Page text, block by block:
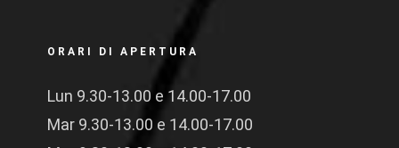
ORARI DI APERTURA
Lun 9.30-13.00 e 14.00-17.00
Mar 9.30-13.00 e 14.00-17.00